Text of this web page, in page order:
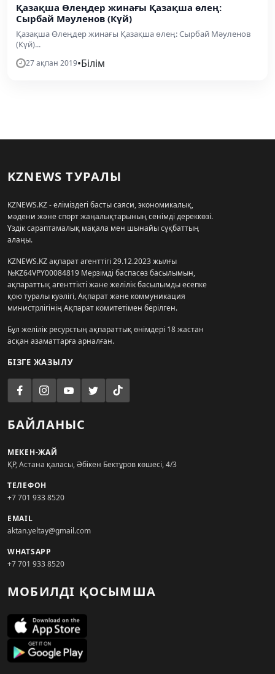
Қазақша Өлеңдер жинағы Қазақша өлең:
Сырбай Мәуленов (Күй)
Қазақша Өлеңдер жинағы Қазақша өлең: Сырбай Мәуленов
(Күй)...
27 ақпан 2019•Білім
KZNEWS ТУРАЛЫ
KZNEWS.KZ - еліміздегі басты саяси, экономикалық,
мәдени және спорт жаңалықтарының сенімді дереккөзі.
Үздік сараптамалық мақала мен шынайы сұқбаттың
алаңы.
KZNEWS.KZ ақпарат агенттігі 29.12.2023 жылғы
№KZ64VPY00084819 Мерзімді баспасөз басылымын,
ақпараттық агенттікті және желілік басылымды есепке
қою туралы куәлігі, Ақпарат және коммуникация
министрлігінің Ақпарат комитетімен берілген.
Бұл желілік ресурстың ақпараттық өнімдері 18 жастан
асқан азаматтарға арналған.
БІЗГЕ ЖАЗЫЛУ
БАЙЛАНЫС
МЕКЕН-ЖАЙ
ҚР, Астана қаласы, Әбікен Бектұров көшесі, 4/3
ТЕЛЕФОН
+7 701 933 8520
EMAIL
aktan.yeltay@gmail.com
WHATSAPP
+7 701 933 8520
МОБИЛДІ ҚОСЫМША